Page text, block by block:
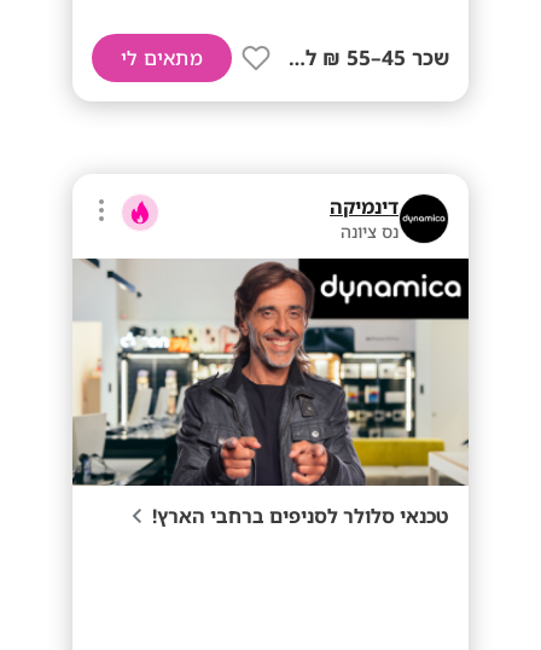
שכר 45–55 ₪ לשעה+ נסיעות! מתאים לי
דינמיקה
נס ציונה
טכנאי סלולר לסניפים ברחבי הארץ!